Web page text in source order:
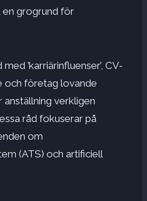
en grogrund för
’karriärinfluenser’, CV-
och företag lovande
anställning verkligen
råd fokuserar på
om
(ATS) och artificiell